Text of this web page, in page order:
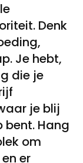
Denk
Je hebt,
die je
je blij
Hang
om
er